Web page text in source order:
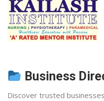
Business
Discover trusted